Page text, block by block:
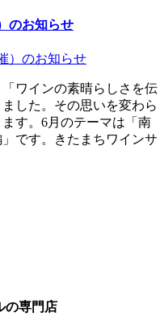
のお知らせ
ワインの素晴らしさを伝
した。その思いを変わら
す。6月のテーマは「南
です。きたまちワインサ